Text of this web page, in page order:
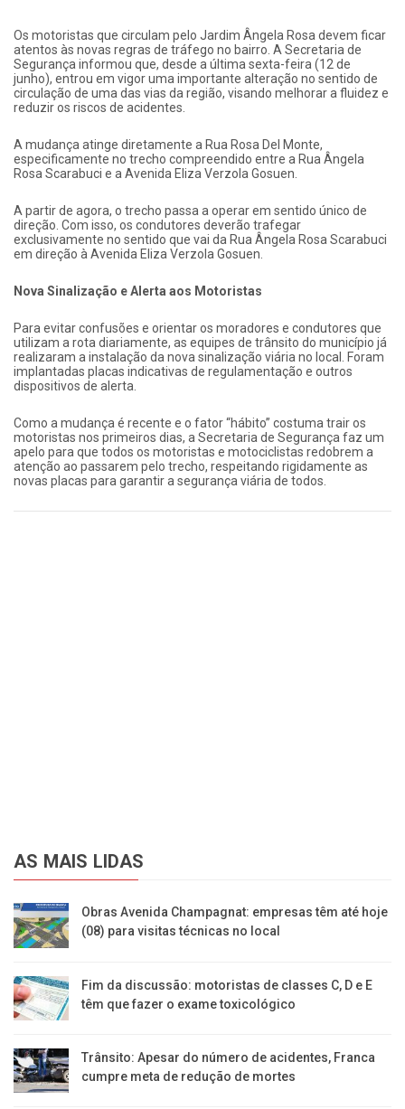
Os motoristas que circulam pelo Jardim Ângela Rosa devem ficar
atentos às novas regras de tráfego no bairro. A Secretaria de
Segurança informou que, desde a última sexta-feira (12 de
junho), entrou em vigor uma importante alteração no sentido de
circulação de uma das vias da região, visando melhorar a fluidez e
reduzir os riscos de acidentes.
A mudança atinge diretamente a Rua Rosa Del Monte,
especificamente no trecho compreendido entre a Rua Ângela
Rosa Scarabuci e a Avenida Eliza Verzola Gosuen.
A partir de agora, o trecho passa a operar em sentido único de
direção. Com isso, os condutores deverão trafegar
exclusivamente no sentido que vai da Rua Ângela Rosa Scarabuci
em direção à Avenida Eliza Verzola Gosuen.
Nova Sinalização e Alerta aos Motoristas
Para evitar confusões e orientar os moradores e condutores que
utilizam a rota diariamente, as equipes de trânsito do município já
realizaram a instalação da nova sinalização viária no local. Foram
implantadas placas indicativas de regulamentação e outros
dispositivos de alerta.
Como a mudança é recente e o fator “hábito” costuma trair os
motoristas nos primeiros dias, a Secretaria de Segurança faz um
apelo para que todos os motoristas e motociclistas redobrem a
atenção ao passarem pelo trecho, respeitando rigidamente as
novas placas para garantir a segurança viária de todos.
AS MAIS LIDAS
Obras Avenida Champagnat: empresas têm até hoje
(08) para visitas técnicas no local
Fim da discussão: motoristas de classes C, D e E
têm que fazer o exame toxicológico
Trânsito: Apesar do número de acidentes, Franca
cumpre meta de redução de mortes